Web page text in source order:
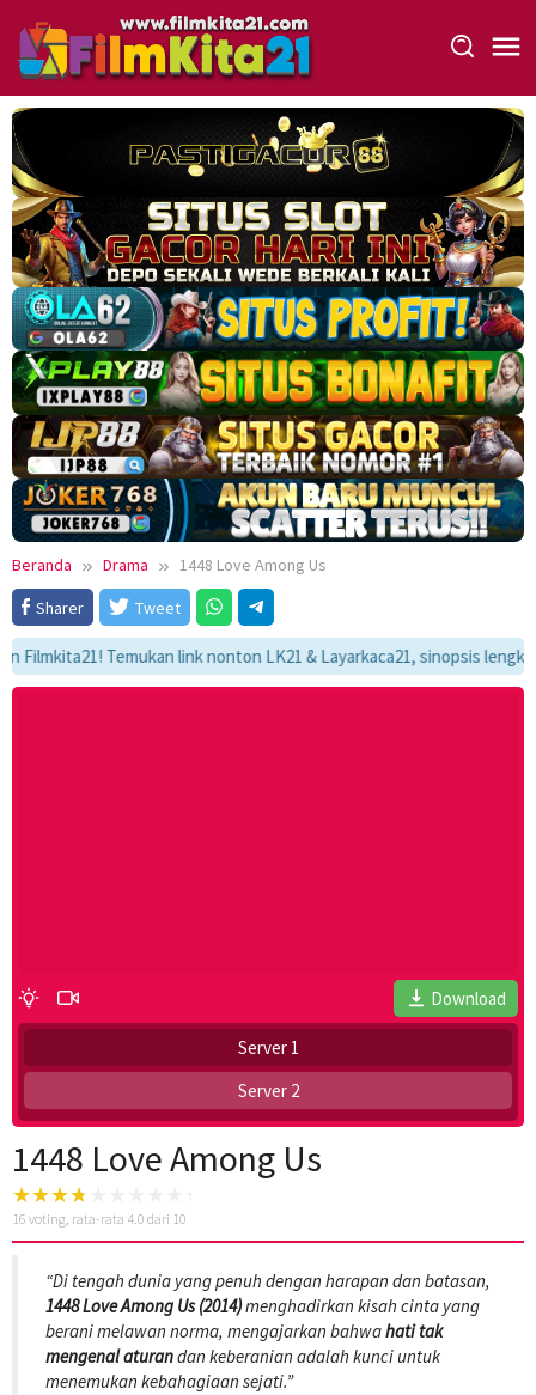
konten
Beranda Drama
1448 Love Among Us
Sharer
Tweet
Temukan link nonton LK21 & Layarkaca21, sinopsis
Download
Server 1
Server 2
1448 Love Among Us
16 voting, rata-rata 4.0 dari 10
“Di tengah dunia yang penuh dengan harapan dan batasan,
1448 Love Among Us (2014)menghadirkan kisah cinta yang
berani melawan norma, mengajarkan bahwahati tak
mengenal aturandan keberanian adalah kunci untuk
menemukan kebahagiaan sejati.”